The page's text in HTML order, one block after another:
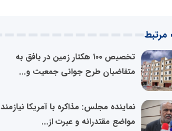
مرتبط
تخصیص ۱۰۰ هکتار زمین در بافق به
متقاضیان طرح جوانی جمعیت و...
نماینده مجلس: مذاکره با آمریکا نیازمند
مواضع مقتدرانه و عبرت از...